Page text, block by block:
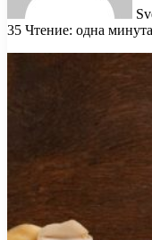
35 Чтение: одна минута